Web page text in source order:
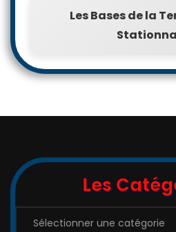
Les Bases de la
Les